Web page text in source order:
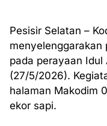
Pesisir Selatan –
menyelenggarakan
pada perayaan Idul
(27/5/2026).
halaman Makodim
ekor sapi.